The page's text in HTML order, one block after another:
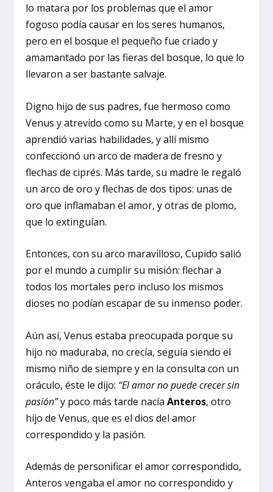
lo matara por los problemas que el amor
fogoso podía causar en los seres humanos,
pero en el bosque el pequeño fue criado y
amamantado por las fieras del bosque, lo que lo
llevaron a ser bastante salvaje.
Digno hijo de sus padres, fue hermoso como
Venus y atrevido como su Marte, y en el bosque
aprendió varias habilidades, y allí mismo
confeccionó un arco de madera de fresno y
flechas de ciprés. Más tarde, su madre le regaló
un arco de oro y flechas de dos tipos: unas de
oro que inflamaban el amor, y otras de plomo,
que lo extinguían.
Entonces, con su arco maravilloso, Cupido salió
por el mundo a cumplir su misión: flechar a
todos los mortales pero incluso los mismos
dioses no podían escapar de su inmenso poder.
Aún así, Venus estaba preocupada porque su
hijo no maduraba, no crecía, seguía siendo el
mismo niño de siempre y en la consulta con un
oráculo, éste le dijo: “El amor no puede crecer sin
pasión”y poco más tarde nacíaAnteros, otro
hijo de Venus, que es el dios del amor
correspondido y la pasión.
Además de personificar el amor correspondido,
Anteros vengaba el amor no correspondido y